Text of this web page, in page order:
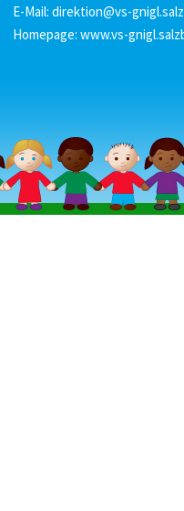
E-Mail: direktion@vs-
Homepage: www.vs-